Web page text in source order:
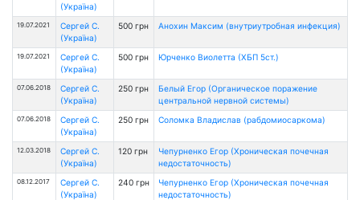
(Україна)
19.07.2021
Сергей С.
(Україна)
500 грн Анохин Максим (внутриутробная инфекция)
19.07.2021
Сергей С.
(Україна)
500 грн Юрченко Виолетта (ХБП 5ст.)
07.06.2018
Сергей С.
(Україна)
250 грн
Белый Егор (Органическое поражение
центральной нервной системы)
07.06.2018
Сергей С.
(Україна)
250 грн Соломка Владислав (рабдомиосаркома)
12.03.2018
Сергей С.
(Україна)
120 грн
Чепурненко Егор (Хроническая почечная
недостаточность)
08.12.2017
Сергей С.
(Україна)
240 грн
Чепурненко Егор (Хроническая почечная
недостаточность)